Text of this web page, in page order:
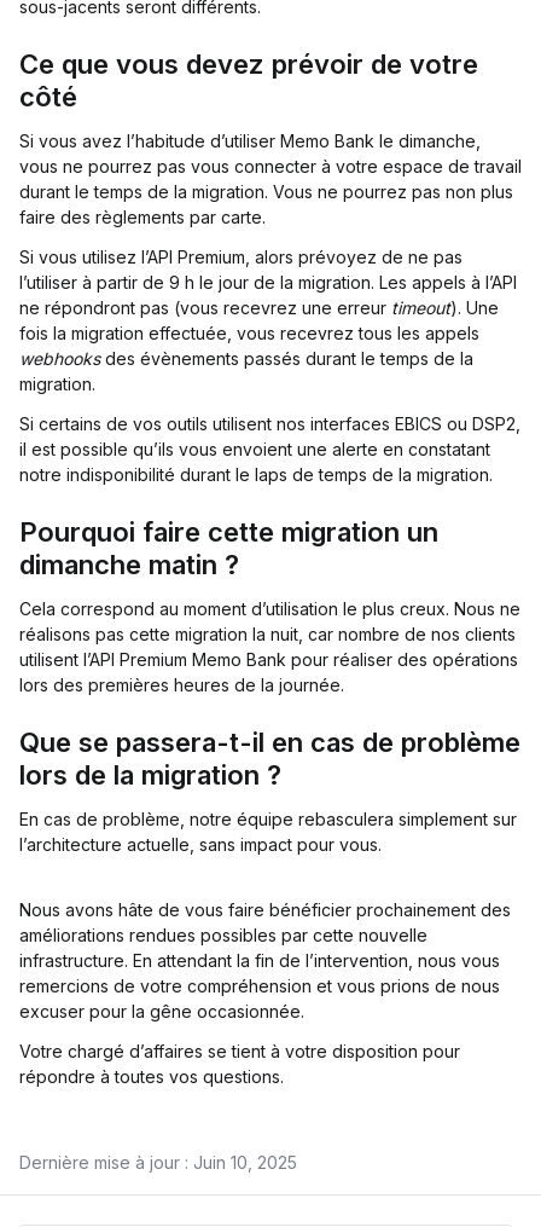
sous-jacents seront différents.
Ce que vous devez prévoir de votre
côté
Si vous avez l’habitude d’utiliser Memo Bank le dimanche,
vous ne pourrez pas vous connecter à votre espace de travail
durant le temps de la migration. Vous ne pourrez pas non plus
faire des règlements par carte.
Si vous utilisez l’API Premium, alors prévoyez de ne pas
l’utiliser à partir de 9 h le jour de la migration. Les appels à l’API
ne répondront pas (vous recevrez une erreur timeout). Une
fois la migration effectuée, vous recevrez tous les appels
webhooksdes évènements passés durant le temps de la
migration.
Si certains de vos outils utilisent nos interfaces EBICS ou DSP2,
il est possible qu’ils vous envoient une alerte en constatant
notre indisponibilité durant le laps de temps de la migration.
Pourquoi faire cette migration un
dimanche matin ?
Cela correspond au moment d’utilisation le plus creux. Nous ne
réalisons pas cette migration la nuit, car nombre de nos clients
utilisent l’API Premium Memo Bank pour réaliser des opérations
lors des premières heures de la journée.
Que se passera-t-il en cas de problème
lors de la migration ?
En cas de problème, notre équipe rebasculera simplement sur
l’architecture actuelle, sans impact pour vous.
Nous avons hâte de vous faire bénéficier prochainement des
améliorations rendues possibles par cette nouvelle
infrastructure. En attendant la fin de l’intervention, nous vous
remercions de votre compréhension et vous prions de nous
excuser pour la gêne occasionnée.
Votre chargé d’affaires se tient à votre disposition pour
répondre à toutes vos questions.
Dernière mise à jour : Juin 10, 2025